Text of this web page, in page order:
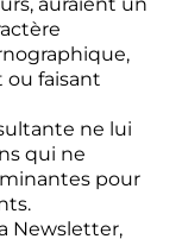
ou faisant
ne lui
qui ne
pour
Newsletter,